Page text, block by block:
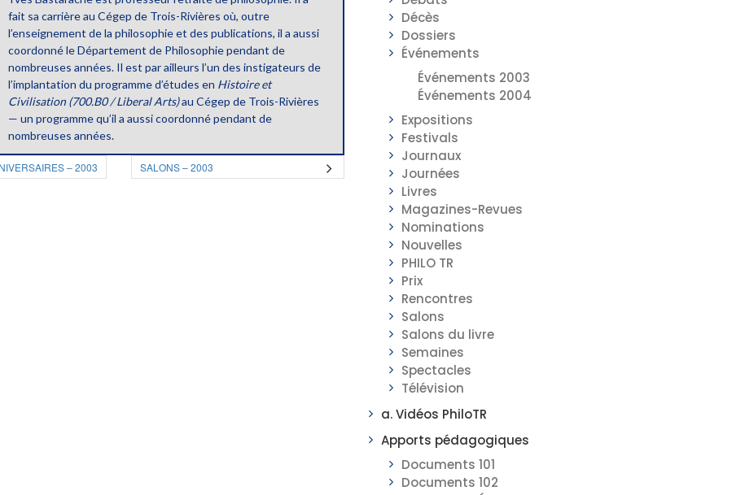
fait sa carrière au Cégep de Trois-Rivières où, outre
l’enseignement de la philosophie et des publications, il a aussi
coordonné le Département de Philosophie pendant de
nombreuses années. Il est par ailleurs l’un des instigateurs de
l’implantation du programme d’études en Histoire et
Civilisation (700.B0 / Liberal Arts)au Cégep de Trois-Rivières
— un programme qu’il a aussi coordonné pendant de
nombreuses années.
– 2003 SALONS – 2003
Décès
Dossiers
Événements
Événements 2003
Événements 2004
Expositions
Festivals
Journaux
Journées
Livres
Magazines-Revues
Nominations
Nouvelles
PHILO TR
Prix
Rencontres
Salons
Salons du livre
Semaines
Spectacles
Télévision
a. Vidéos PhiloTR
Apports pédagogiques
Documents 101
Documents 102